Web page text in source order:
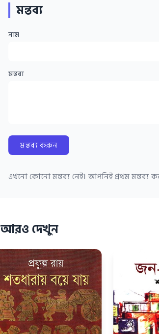
মন্তব্য
নাম
মন্তব্য
মন্তব্য করুন
এখনো কোনো মন্তব্য নেই। আপনিই প্রথম মন্তব্য
আরও দেখুন